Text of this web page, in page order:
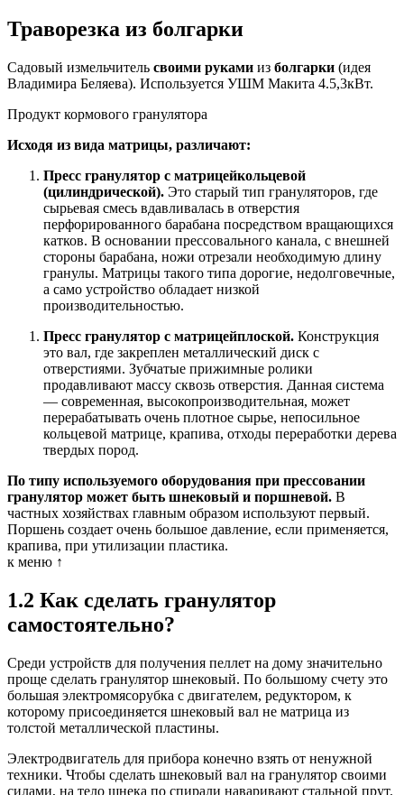
Траворезка из болгарки
Садовый измельчитель своими руками из болгарки (идея
Владимира Беляева). Используется УШМ Макита 4.5,3кВт.
Продукт кормового гранулятора
Исходя из вида матрицы, различают:
Пресс гранулятор с матрицейкольцевой
(цилиндрической). Это старый тип грануляторов, где
сырьевая смесь вдавливалась в отверстия
перфорированного барабана посредством вращающихся
катков. В основании прессовального канала, с внешней
стороны барабана, ножи отрезали необходимую длину
гранулы. Матрицы такого типа дорогие, недолговечные,
а само устройство обладает низкой
производительностью.
Пресс гранулятор с матрицейплоской. Конструкция
это вал, где закреплен металлический диск с
отверстиями. Зубчатые прижимные ролики
продавливают массу сквозь отверстия. Данная система
— современная, высокопроизводительная, может
перерабатывать очень плотное сырье, непосильное
кольцевой матрице, крапива, отходы переработки дерева
твердых пород.
По типу используемого оборудования при прессовании
гранулятор может быть шнековый и поршневой. В
частных хозяйствах главным образом используют первый.
Поршень создает очень большое давление, если применяется,
крапива, при утилизации пластика.
к меню ↑
1.2 Как сделать гранулятор
самостоятельно?
Среди устройств для получения пеллет на дому значительно
проще сделать гранулятор шнековый. По большому счету это
большая электромясорубка с двигателем, редуктором, к
которому присоединяется шнековый вал не матрица из
толстой металлической пластины.
Электродвигатель для прибора конечно взять от ненужной
техники. Чтобы сделать шнековый вал на гранулятор своими
силами, на тело шнека по спирали наваривают стальной прут.